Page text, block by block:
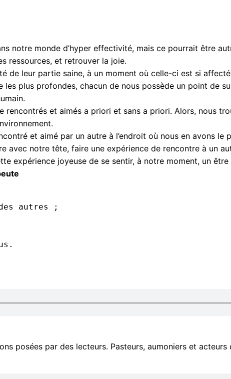
notre monde d’hyper effectivité, mais ce pourrait être
ressources, et retrouver la joie.
de leur partie saine, à un moment où celle-ci est si
les plus profondes, chacun de nous possède un point de
rencontrés et aimés a priori et sans a priori. Alors, nous
et aimé par un autre à l’endroit où nous en avons
avec notre tête, faire une expérience de rencontre à un
expérience joyeuse de se sentir, à notre moment, un
autres ;
posées par des lecteurs. Pasteurs, aumoniers et